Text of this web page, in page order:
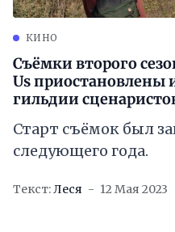
КИНО
Съёмки второго
Us приостановлены
гильдии
Старт съёмок был
следующего года.
Текст:Леся 12 Мая 2023